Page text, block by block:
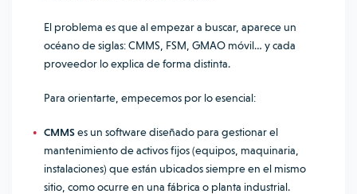
El problema es que al empezar a buscar, aparece un
océano de siglas: CMMS, FSM, GMAO móvil… y cada
proveedor lo explica de forma distinta.
Para orientarte, empecemos por lo esencial:
CMMSes un software diseñado para gestionar el
mantenimiento de activos fijos (equipos, maquinaria,
instalaciones) que están ubicados siempre en el mismo
sitio, como ocurre en una fábrica o planta industrial.